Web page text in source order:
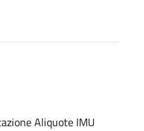
Aliquote IMU